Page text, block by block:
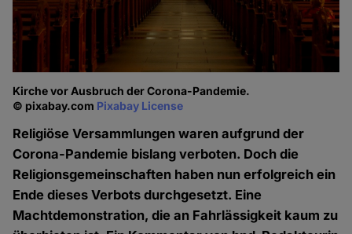
Kirche vor Ausbruch der Corona-Pandemie.
© pixabay.com Pixabay License
Religiöse Versammlungen waren aufgrund der
Corona-Pandemie bislang verboten. Doch die
Religionsgemeinschaften haben nun erfolgreich ein
Ende dieses Verbots durchgesetzt. Eine
Machtdemonstration, die an Fahrlässigkeit kaum zu